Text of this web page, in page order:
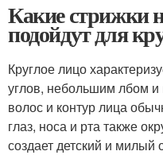
Какие стрижки
подойдут для
Круглое лицо
углов, небольшим лбом
волос и контур лица
глаз, носа и рта также
создает детский и милый